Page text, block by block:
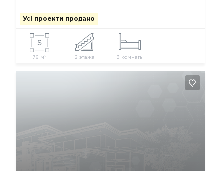
Усі проекти продано
76 м 2 2 этажа 3 комнаты